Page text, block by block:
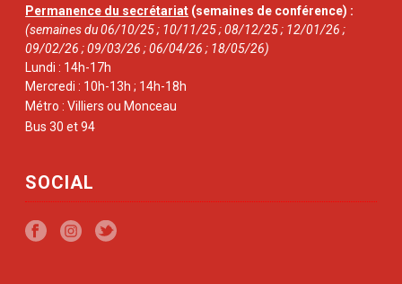
Permanence du secrétariat (semaines de conférence) :
(semaines du 06/10/25 ; 10/11/25 ; 08/12/25 ; 12/01/26 ;
09/02/26 ; 09/03/26 ; 06/04/26 ; 18/05/26)
Lundi : 14h-17h
Mercredi : 10h-13h ; 14h-18h
Métro : Villiers ou Monceau
Bus 30 et 94
SOCIAL